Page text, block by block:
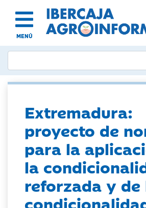
MENÚ
Extremadura:
proyecto de
para la
la
reforzada y de